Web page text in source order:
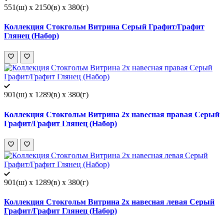
551(ш) x 2150(в) x 380(г)
Коллекция Стокгольм Витрина Серый Графит/Графит
Глянец (Набор)
901(ш) x 1289(в) x 380(г)
Коллекция Стокгольм Витрина 2х навесная правая Серый
Графит/Графит Глянец (Набор)
901(ш) x 1289(в) x 380(г)
Коллекция Стокгольм Витрина 2х навесная левая Серый
Графит/Графит Глянец (Набор)